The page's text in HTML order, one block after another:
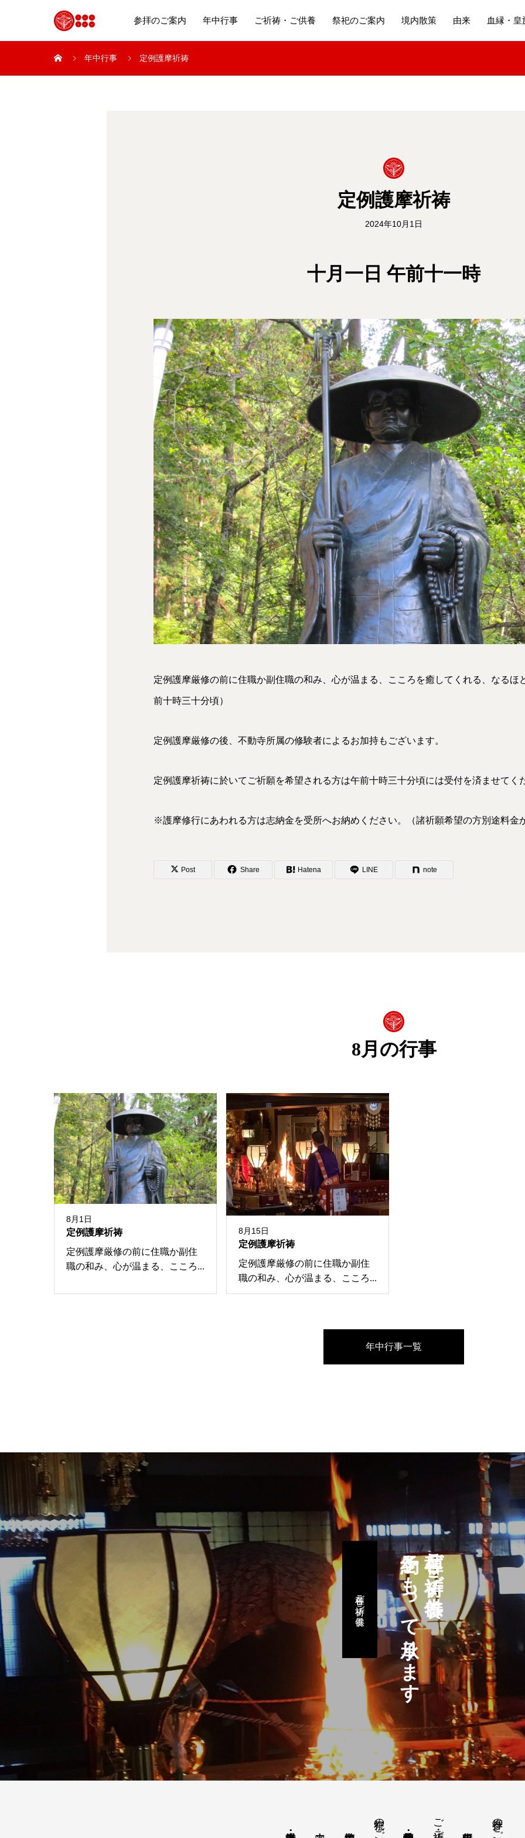
参拝のご案内 年中行事 ご祈祷・ご供養 祭祀のご案内 境内散策 由来 血縁・皇
年中行事 定例護摩祈祷
定例護摩祈祷
2024年10月1日
十月一日 午前十一時
定例護摩厳修の前に住職か副住職の和み、心が温まる、こころを癒してくれる、なるほ
前十時三十分頃）
定例護摩厳修の後、不動寺所属の修験者によるお加持もございます。
定例護摩祈祷に於いてご祈願を希望される方は午前十時三十分頃には受付を済ませてく
※護摩修行にあわれる方は志納金を受所へお納めください。（諸祈願希望の方別途料金
Post Share Hatena LINE note
8月の行事
8月1日
定例護摩祈祷
定例護摩厳修の前に住職か副住
職の和み、心が温まる、こころ...
8月15日
定例護摩祈祷
定例護摩厳修の前に住職か副住
職の和み、心が温まる、こころ...
年中行事一覧
各種ご祈祷・ご供養
予約をもって承ります
各種ご祈祷・ご供養
参拝のご案内
ご祈祷・ご供養
祭祀のご案内